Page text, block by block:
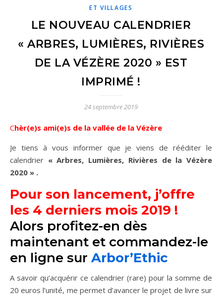
ET VILLAGES
LE NOUVEAU CALENDRIER
« ARBRES, LUMIÈRES, RIVIÈRES
DE LA VÉZÈRE 2020 » EST
IMPRIMÉ !
24 septembre 2019
Chèr(e)s ami(e)s de la vallée de la Vézère
Je tiens à vous informer que je viens de rééditer le
calendrier « Arbres, Lumières, Rivières de la Vézère
2020 » .
Pour son lancement, j’offre
les 4 derniers mois 2019 !
Alors profitez-en dès
maintenant et commandez-le
en ligne sur Arbor’Ethic
A savoir qu’acquérir ce calendrier (rare) pour la somme de
20 euros l’unité, me permet d’avancer le projet de livre sur